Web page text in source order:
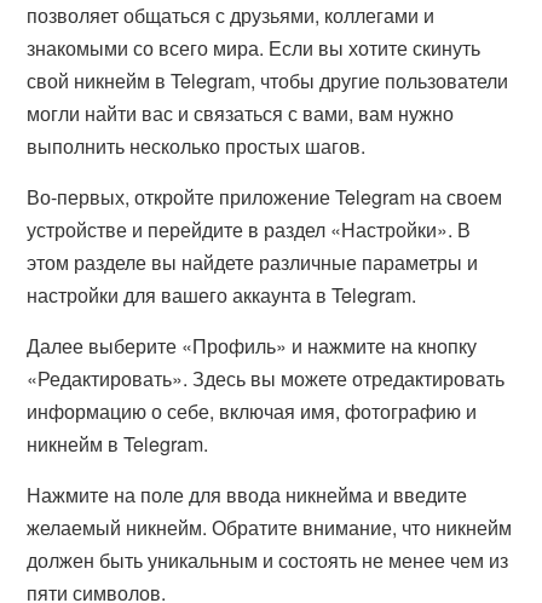
позволяет общаться с друзьями, коллегами и
знакомыми со всего мира. Если вы хотите скинуть
свой никнейм в Telegram, чтобы другие пользователи
могли найти вас и связаться с вами, вам нужно
выполнить несколько простых шагов.
Во-первых, откройте приложение Telegram на своем
устройстве и перейдите в раздел «Настройки». В
этом разделе вы найдете различные параметры и
настройки для вашего аккаунта в Telegram.
Далее выберите «Профиль» и нажмите на кнопку
«Редактировать». Здесь вы можете отредактировать
информацию о себе, включая имя, фотографию и
никнейм в Telegram.
Нажмите на поле для ввода никнейма и введите
желаемый никнейм. Обратите внимание, что никнейм
должен быть уникальным и состоять не менее чем из
пяти символов.